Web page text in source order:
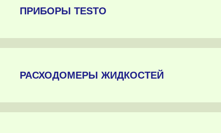
ПРИБОРЫ TESTO
РАСХОДОМЕРЫ ЖИДКОСТЕЙ